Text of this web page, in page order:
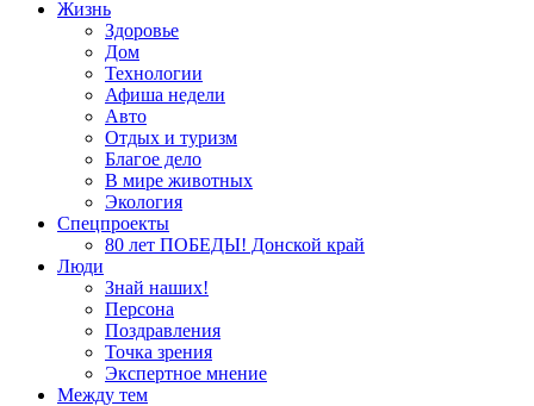
Жизнь
Здоровье
Дом
Технологии
Афиша недели
Авто
Отдых и туризм
Благое дело
В мире животных
Экология
Спецпроекты
80 лет ПОБЕДЫ! Донской край
Люди
Знай наших!
Персона
Поздравления
Точка зрения
Экспертное мнение
Между тем